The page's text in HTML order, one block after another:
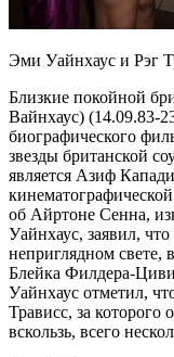
Эми Уайнхаус и Рэг
Близкие покойной
Вайнхаус) (14.09.83-
биографического
звезды британской
является Азиф
об Айртоне Сенна,
Уайнхаус, заявил,
неприглядном
Блейка Филдера-
Уайнхаус отметил,
Трависс, за которого
вскользь, всего